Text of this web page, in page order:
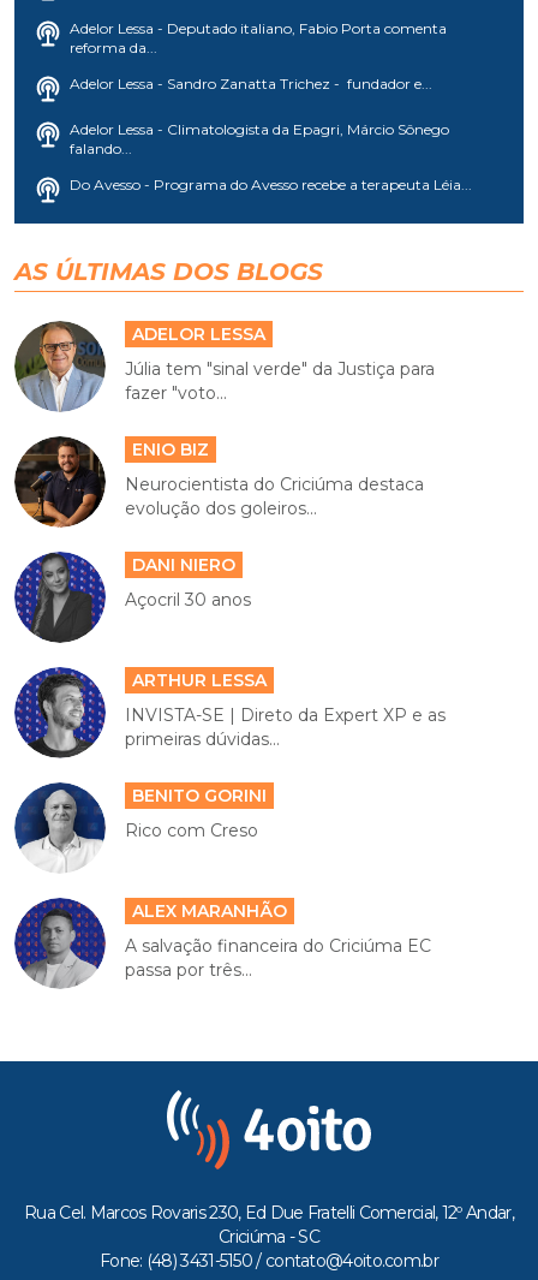
Adelor Lessa - Deputado italiano, Fabio Porta comenta
reforma da...
Adelor Lessa - Sandro Zanatta Trichez - fundador e...
Adelor Lessa - Climatologista da Epagri, Márcio Sônego
falando...
Do Avesso - Programa do Avesso recebe a terapeuta Léia...
AS ÚLTIMAS DOS BLOGS
ADELOR LESSA
Júlia tem "sinal verde" da Justiça para
fazer "voto...
ENIO BIZ
Neurocientista do Criciúma destaca
evolução dos goleiros...
DANI NIERO
Açocril 30 anos
ARTHUR LESSA
INVISTA-SE | Direto da Expert XP e as
primeiras dúvidas...
BENITO GORINI
Rico com Creso
ALEX MARANHÃO
A salvação financeira do Criciúma EC
passa por três...
Rua Cel. Marcos Rovaris 230, Ed Due Fratelli Comercial, 12º Andar,
Criciúma - SC
Fone: (48) 3431-5150 / contato@4oito.com.br